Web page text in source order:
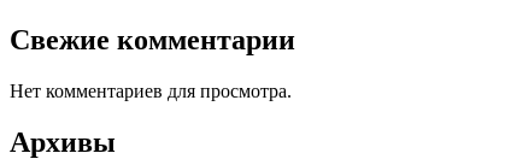
Свежие комментарии
Нет комментариев для просмотра.
Архивы